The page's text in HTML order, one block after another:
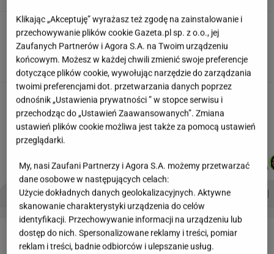
"Wymieniłam mojego byłego na
jego wujka milionera". Tak wciągają
mikrodramy
SUBSKRYPCJA
Teściowa mówi, że jest mamą jej
dziecka. "Chyba oszaleję"
KLAUDIA KIERZKOWSKA
Autorzy:
BALCERSKI
KORYCKA
SENKOWSKI
BRYCZKOWSKA
PROBLEMY POLSKICH SIATKARZY ZNAK Z '30' WISŁAWA SZYMBORSKA
LETNIE OKAZJE
Klikając „Akceptuję” wyrażasz też zgodę na zainstalowanie i
przechowywanie plików cookie Gazeta.pl sp. z o.o., jej
Zaufanych Partnerów i Agora S.A. na Twoim urządzeniu
końcowym. Możesz w każdej chwili zmienić swoje preferencje
dotyczące plików cookie, wywołując narzędzie do zarządzania
twoimi preferencjami dot. przetwarzania danych poprzez
odnośnik „Ustawienia prywatności ” w stopce serwisu i
przechodząc do „Ustawień Zaawansowanych”. Zmiana
ustawień plików cookie możliwa jest także za pomocą ustawień
przeglądarki.
My, nasi Zaufani Partnerzy i Agora S.A. możemy przetwarzać
dane osobowe w następujących celach:
Użycie dokładnych danych geolokalizacyjnych. Aktywne
skanowanie charakterystyki urządzenia do celów
identyfikacji. Przechowywanie informacji na urządzeniu lub
dostęp do nich. Spersonalizowane reklamy i treści, pomiar
reklam i treści, badnie odbiorców i ulepszanie usług.